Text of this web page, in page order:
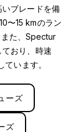
ブレードを備
〜15 kmのラン
た、Spectur
おり、時速
います。
ーズ
ズ